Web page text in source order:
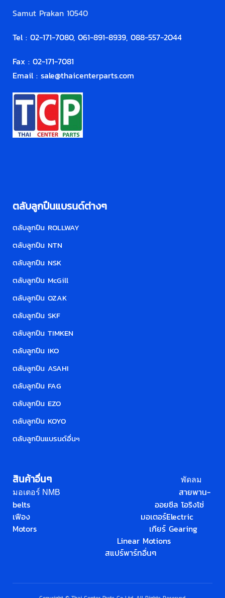
Samut Prakan 10540
Tel : 02-171-7080, 061-891-8939, 088-557-2044
Fax : 02-171-7081
Email : sale@thaicenterparts.com
ตลับลูกปืนแบรนด์ต่างๆ
ตลับลูกปืน ROLLWAY
ตลับลูกปืน NTN
ตลับลูกปืน NSK
ตลับลูกปืน McGill
ตลับลูกปืน OZAK
ตลับลูกปืน SKF
ตลับลูกปืน TIMKEN
ตลับลูกปืน IKO
ตลับลูกปืน ASAHI
ตลับลูกปืน FAG
ตลับลูกปืน EZO
ตลับลูกปืน KOYO
ตลับลูกปืนแบรนด์อื่นๆ
สินค้าอื่นๆ
พัดลม
มอเตอร์ NMB
สายพาน-
belts
ออยซีล โอริงโซ่
เฟือง
มอเตอร์Electric
Motors
เกียร์ Gearing
Linear Motions
สแปร์พาร์ทอื่นๆ